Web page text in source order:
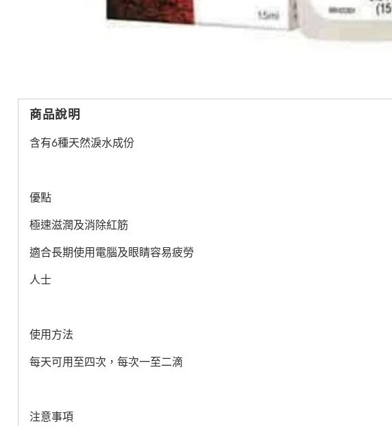
商品說明
含有6種天然淚水成份
優點
極速滋潤及消除紅筋
適合長期使用電腦及眼睛容易疲勞
人士
使用方法
每天可用至四次，每次一至二滴
注意事項